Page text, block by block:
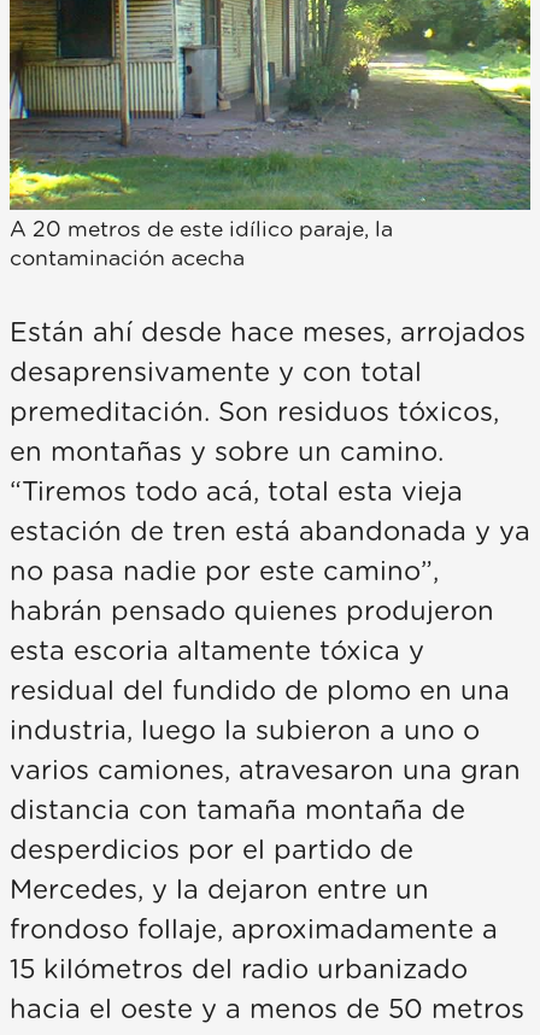
A 20 metros de este idílico paraje, la
contaminación acecha
Están ahí desde hace meses, arrojados
desaprensivamente y con total
premeditación. Son residuos tóxicos,
en montañas y sobre un camino.
“Tiremos todo acá, total esta vieja
estación de tren está abandonada y ya
no pasa nadie por este camino”,
habrán pensado quienes produjeron
esta escoria altamente tóxica y
residual del fundido de plomo en una
industria, luego la subieron a uno o
varios camiones, atravesaron una gran
distancia con tamaña montaña de
desperdicios por el partido de
Mercedes, y la dejaron entre un
frondoso follaje, aproximadamente a
15 kilómetros del radio urbanizado
hacia el oeste y a menos de 50 metros